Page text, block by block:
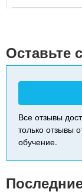
Оставьте
Все отзывы
только отзывы
обучение.